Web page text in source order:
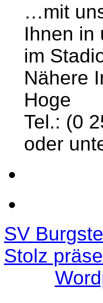
…mit
Ihnen in
im
Nähere
Hoge
Tel.: (0
oder
SV
Stolz